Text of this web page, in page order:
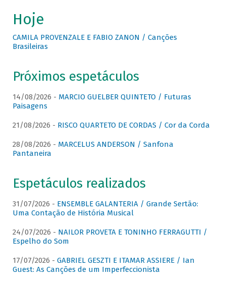
Hoje
CAMILA PROVENZALE E FABIO ZANON / Canções
Brasileiras
Próximos espetáculos
14/08/2026 - MARCIO GUELBER QUINTETO / Futuras
Paisagens
21/08/2026 - RISCO QUARTETO DE CORDAS / Cor da Corda
28/08/2026 - MARCELUS ANDERSON / Sanfona
Pantaneira
Espetáculos realizados
31/07/2026 - ENSEMBLE GALANTERIA / Grande Sertão:
Uma Contação de História Musical
24/07/2026 - NAILOR PROVETA E TONINHO FERRAGUTTI /
Espelho do Som
17/07/2026 - GABRIEL GESZTI E ITAMAR ASSIERE / Ian
Guest: As Canções de um Imperfeccionista